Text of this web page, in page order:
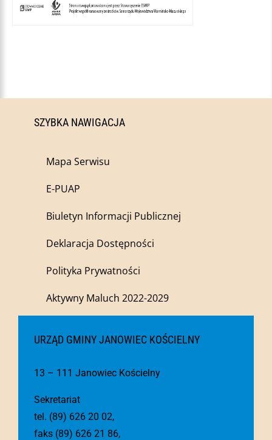
SZYBKA NAWIGACJA
Mapa Serwisu
E-PUAP
Biuletyn Informacji Publicznej
Deklaracja Dostępności
Polityka Prywatności
Aktywny Maluch 2022-2029
URZĄD GMINY JANOWIEC KOŚCIELNY
13 – 111 Janowiec Kościelny
Sekretariat
tel. (89) 626 20 02,
faks (89) 626 21 86,